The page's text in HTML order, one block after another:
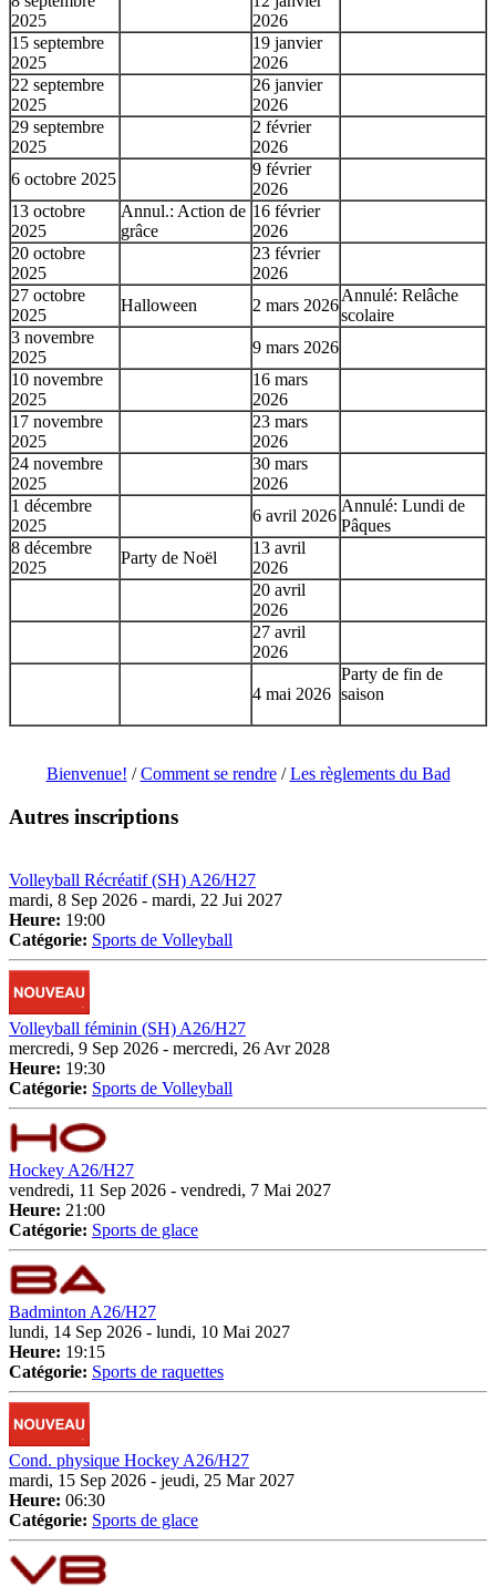
2025
2026
15 septembre
2025
19 janvier
2026
22 septembre
2025
26 janvier
2026
29 septembre
2025
2 février
2026
6 octobre 2025
9 février
2026
13 octobre
2025
Annul.: Action de
grâce
16 février
2026
20 octobre
2025
23 février
2026
27 octobre
2025
Halloween 2 mars 2026
Annulé: Relâche
scolaire
3 novembre
2025
9 mars 2026
10 novembre
2025
16 mars
2026
17 novembre
2025
23 mars
2026
24 novembre
2025
30 mars
2026
1 décembre
2025
6 avril 2026
Annulé: Lundi de
Pâques
8 décembre
2025
Party de Noël
13 avril
2026
20 avril
2026
27 avril
2026
4 mai 2026
Party de fin de
saison
Bienvenue! /Comment se rendre/Les règlements du Bad
Autres inscriptions
Volleyball Récréatif (SH) A26/H27
mardi, 8 Sep 2026 - mardi, 22 Jui 2027
Heure: 19:00
Catégorie: Sports de Volleyball
Volleyball féminin (SH) A26/H27
mercredi, 9 Sep 2026 - mercredi, 26 Avr 2028
Heure: 19:30
Catégorie: Sports de Volleyball
Hockey A26/H27
vendredi, 11 Sep 2026 - vendredi, 7 Mai 2027
Heure: 21:00
Catégorie: Sports de glace
Badminton A26/H27
lundi, 14 Sep 2026 - lundi, 10 Mai 2027
Heure: 19:15
Catégorie: Sports de raquettes
Cond. physique Hockey A26/H27
mardi, 15 Sep 2026 - jeudi, 25 Mar 2027
Heure: 06:30
Catégorie: Sports de glace